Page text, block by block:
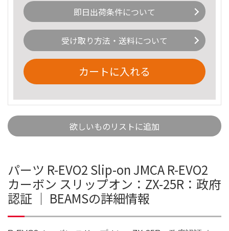
即日出荷条件について
受け取り方法・送料について
カートに入れる
欲しいものリストに追加
パーツ R-EVO2 Slip-on JMCA R-EVO2
カーボン スリップオン：ZX-25R：政府
認証 ｜ BEAMSの詳細情報